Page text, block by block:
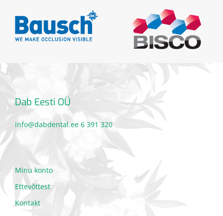
Dab Eesti OÜ
info@dabdental.ee 6 391 320
Minu konto
Ettevõttest
Kontakt